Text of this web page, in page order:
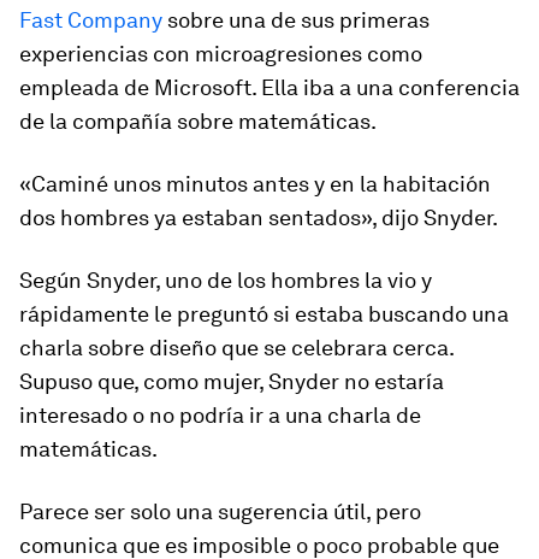
Fast Company sobre una de sus primeras
experiencias con microagresiones como
empleada de Microsoft. Ella iba a una conferencia
de la compañía sobre matemáticas.
«Caminé unos minutos antes y en la habitación
dos hombres ya estaban sentados», dijo Snyder.
Según Snyder, uno de los hombres la vio y
rápidamente le preguntó si estaba buscando una
charla sobre diseño que se celebrara cerca.
Supuso que, como mujer, Snyder no estaría
interesado o no podría ir a una charla de
matemáticas.
Parece ser solo una sugerencia útil, pero
comunica que es imposible o poco probable que